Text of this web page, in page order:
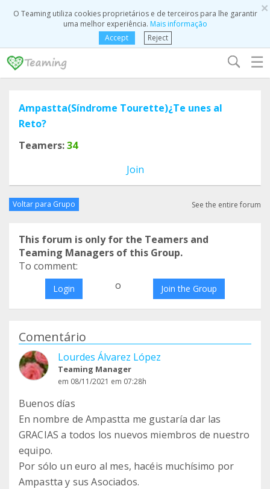
×
O Teaming utiliza cookies proprietários e de terceiros para lhe garantir
uma melhor experiência. Mais informação
Accept
Reject
☰
Ampastta(Síndrome Tourette)¿Te unes al
Reto?
Teamers:34
Join
Voltar para Grupo See the entire forum
This forum is only for the Teamers and
Teaming Managers of this Group.
To comment:
Login o Join the Group
Comentário
Lourdes Álvarez López
Teaming Manager
em 08/11/2021 em 07:28h
Buenos días
En nombre de Ampastta me gustaría dar las
GRACIAS a todos los nuevos miembros de nuestro
equipo.
Por sólo un euro al mes, hacéis muchísimo por
Ampastta y sus Asociados.